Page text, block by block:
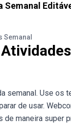
Semanal
Semanal
semanal. Use os
de usar.
de maneira super